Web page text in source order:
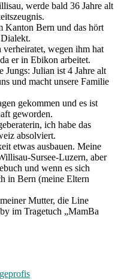
werde bald 36 Jahre alt
Kanton Bern und das hört
wegen ihm hat
er in Ebikon arbeitet.
Jungs: Julian ist 4 Jahre alt
und macht unsere Familie
gekommen und es ist
geworden.
ich habe das
absolviert.
etwas ausbauen. Meine
Sursee-Luzern, aber
und wenn es sich
in Bern (meine Eltern
Mutter, die Line
im Tragetuch „MamBa